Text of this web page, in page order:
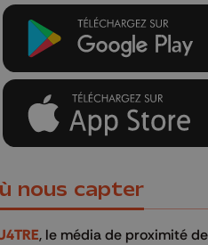
nous capter
, le média de proximité